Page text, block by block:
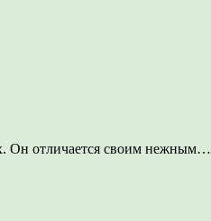
Он отличается своим нежным…